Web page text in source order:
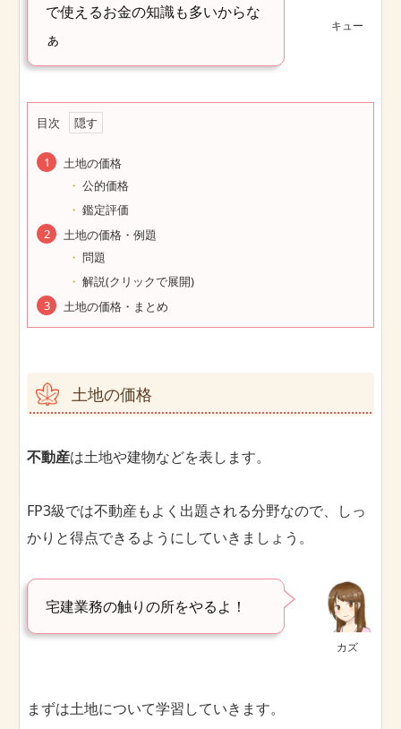
キュー
で使えるお金の知識も多いからな
ぁ
目次
土地の価格
公的価格
鑑定評価
土地の価格・例題
問題
解説(クリックで展開)
土地の価格・まとめ
土地の価格
不動産は土地や建物などを表します。
FP3級では不動産もよく出題される分野なので、しっ
かりと得点できるようにしていきましょう。
カズ
宅建業務の触りの所をやるよ！
まずは土地について学習していきます。